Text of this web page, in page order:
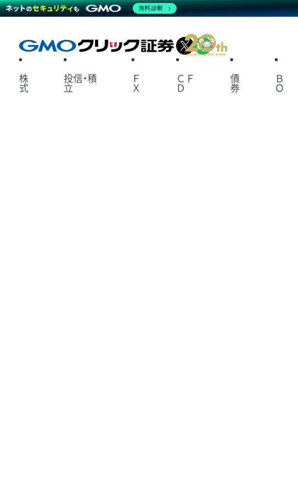
X
株
式
投信・積
立
Ｆ
Ｘ
ＣＦ
Ｄ
債
券
Ｂ
Ｏ
無料診断